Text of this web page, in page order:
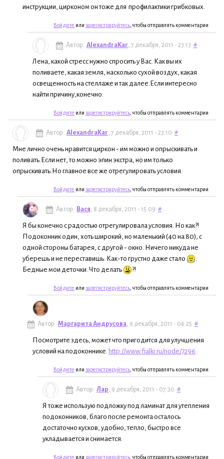
инструкции, цирконом он тоже для профилактики грибковых.
Войдите или зарегистрируйтесь , чтобы отправлять комментарии
Автор: AlexandraKar, 7 декабря, 2011 - 23:13 #
Лена, какой стресс нужно спросить у Вас. Как вы их
поливаете, какая земля, насколько сухой воздух, какая
освещенность на стеллаже и так далее.Если интересно
найти причину,конечно.
Войдите или зарегистрируйтесь , чтобы отправлять комментарии
Автор: AlexandraKar, 7 декабря, 2011 - 23:10 #
Мне лично очень нравится циркон - им можно и опрыскивать и
поливать.Если нет, то можно эпин экстра, но им только
опрыскивать.Но главное все же отрегулировать условия.
Войдите или зарегистрируйтесь , чтобы отправлять комментарии
Автор: Вася, 8 декабря, 2011 - 15:09 #
Я бы конечно с радостью отрегулировала условия. Но как?!
Подоконник один, хоть широкий, но маленький (40 на 80), с
одной стороны батарея, с другой - окно. Ничего никуда не
уберешь и не переставишь. Как-то грустно даже стало
Бедные мои деточки. Что делать
?!
Войдите или зарегистрируйтесь , чтобы отправлять комментарии
Автор: Маргарита Андрусова, 9 декабря, 2011 - 06:25 #
Посмотрите здесь, может что пригодится для улучшения
условий на подоконнике. http://www.fialki.ru/node/7296
Войдите или зарегистрируйтесь , чтобы отправлять комментарии
Автор: Лар, 9 декабря, 2011 - 07:30 #
Я тоже использую подложку под ламинат для утепления
подоконников, благо после ремонта осталось
достаточно кусков, удобно, тепло, быстро все
укладывается и снимается.
Войдите или зарегистрируйтесь , чтобы отправлять комментарии